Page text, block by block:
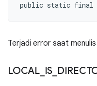
public static final
Terjadi error saat
LOCAL_ IS